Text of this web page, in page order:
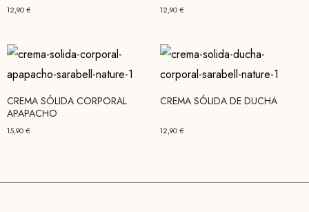
12,90€ 12,90€
CREMA SÓLIDA CORPORAL
APAPACHO
15,90€
CREMA SÓLIDA DE DUCHA
12,90€